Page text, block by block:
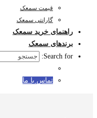
قیمت سمعک
گارانتی سمعک
راهنمای خرید سمعک
برندهای سمعک
Search for:
تماس با ما